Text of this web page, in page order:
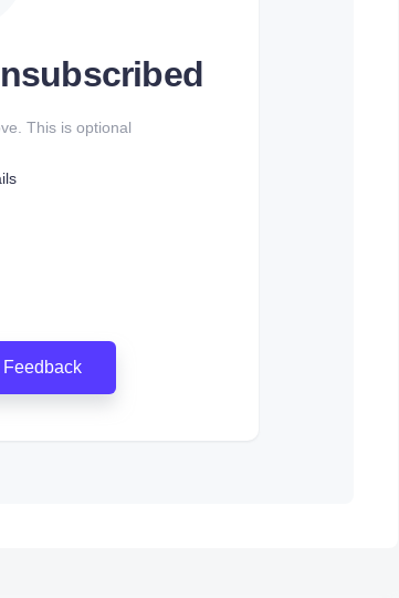
This is optional.
Feedback